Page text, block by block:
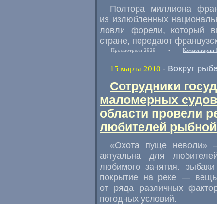
Полтора миллиона
из излюбленных
ловли форели, который
стране, передают
Просмотрели 2929 • Комментарии
15 марта 2010 - Вокруг
Сотрудники
маломерных
области провели
любителей
«Охота пуще неволи»
актуальна для
любимого занятия,
покрытие на реке — вещь
от ряда различных
погодных условий.